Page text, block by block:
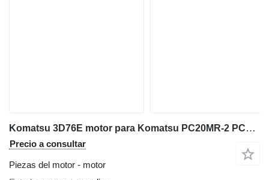
Komatsu 3D76E motor para Komatsu PC20MR‑2 PC20MR‑3 PC22MR‑3 PC26MR‑3 miniexcavadora
Precio a consultar
Piezas del motor - motor